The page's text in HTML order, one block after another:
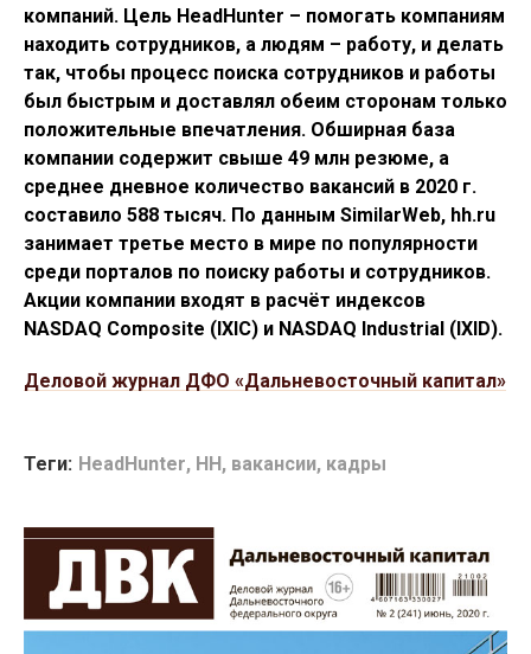
компаний. Цель HeadHunter – помогать компаниям
находить сотрудников, а людям – работу, и делать
так, чтобы процесс поиска сотрудников и работы
был быстрым и доставлял обеим сторонам только
положительные впечатления. Обширная база
компании содержит свыше 49 млн резюме, а
среднее дневное количество вакансий в 2020 г.
составило 588 тысяч. По данным SimilarWeb, hh.ru
занимает третье место в мире по популярности
среди порталов по поиску работы и сотрудников.
Акции компании входят в расчёт индексов
NASDAQ Composite (IXIC) и NASDAQ Industrial (IXID).
Деловой журнал ДФО «Дальневосточный капитал»
Теги: HeadHunter, HH, вакансии, кадры